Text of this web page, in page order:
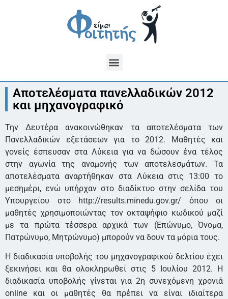
Αποτελέσματα πανελλαδικών 2012
και μηχανογραφικό
Την Δευτέρα ανακοινώθηκαν τα αποτελέσματα των
Πανελλαδικών εξετάσεων για το 2012. Μαθητές και
γονείς έσπευσαν στα Λύκεια για να δώσουν ένα τέλος
στην αγωνία της αναμονής των αποτελεσμάτων. Τα
αποτελέσματα αναρτήθηκαν στα Λύκεια στις 13:00 το
μεσημέρι, ενώ υπήρχαν στο διαδίκτυο στην σελίδα του
Υπουργείου στο http://results.minedu.gov.gr/ όπου οι
μαθητές χρησιμοποιώντας τον οκταψήφιο κωδικού μαζί
με τα πρώτα τέσσερα αρχικά των (Επώνυμο, Όνομα,
Πατρώνυμο, Μητρώνυμο) μπορούν να δουν τα μόρια τους.
Η διαδικασία υποβολής του μηχανογραφικού δελτίου έχει
ξεκινήσει και θα ολοκληρωθεί στις 5 Ιουλίου 2012. Η
διαδικασία υποβολής γίνεται για 2η συνεχόμενη χρονιά
online και οι μαθητές θα πρέπει να είναι ιδιαίτερα